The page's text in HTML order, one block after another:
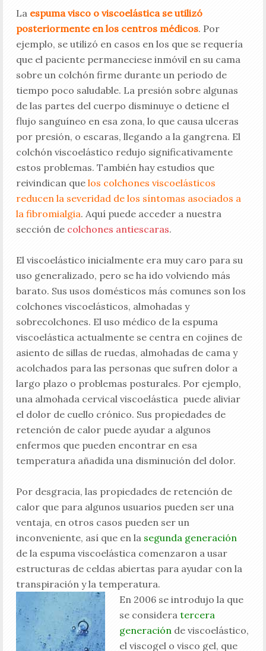
La espuma visco o viscoelástica se utilizó
posteriormente en los centros médicos. Por
ejemplo, se utilizó en casos en los que se requería
que el paciente permaneciese inmóvil en su cama
sobre un colchón firme durante un periodo de
tiempo poco saludable. La presión sobre algunas
de las partes del cuerpo disminuye o detiene el
flujo sanguíneo en esa zona, lo que causa ulceras
por presión, o escaras, llegando a la gangrena. El
colchón viscoelástico redujo significativamente
estos problemas. También hay estudios que
reivindican que los colchones viscoelásticos
reducen la severidad de los síntomas asociados a
la fibromialgia. Aquí puede acceder a nuestra
sección de colchones antiescaras.
El viscoelástico inicialmente era muy caro para su
uso generalizado, pero se ha ido volviendo más
barato. Sus usos domésticos más comunes son los
colchones viscoelásticos, almohadas y
sobrecolchones. El uso médico de la espuma
viscoelástica actualmente se centra en cojines de
asiento de sillas de ruedas, almohadas de cama y
acolchados para las personas que sufren dolor a
largo plazo o problemas posturales. Por ejemplo,
una almohada cervical viscoelástica puede aliviar
el dolor de cuello crónico. Sus propiedades de
retención de calor puede ayudar a algunos
enfermos que pueden encontrar en esa
temperatura añadida una disminución del dolor.
Por desgracia, las propiedades de retención de
calor que para algunos usuarios pueden ser una
ventaja, en otros casos pueden ser un
inconveniente, así que en la segunda generación
de la espuma viscoelástica comenzaron a usar
estructuras de celdas abiertas para ayudar con la
transpiración y la temperatura.
En 2006 se introdujo la que
se considera tercera
generaciónde viscoelástico,
el viscogel o visco gel, que